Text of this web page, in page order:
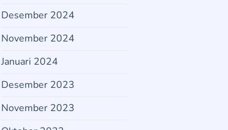
Desember 2024
November 2024
Januari 2024
Desember 2023
November 2023